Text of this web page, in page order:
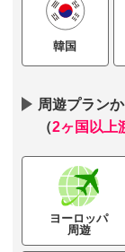
韓国
周遊プラン
（2ヶ国以上
ヨーロッパ
周遊